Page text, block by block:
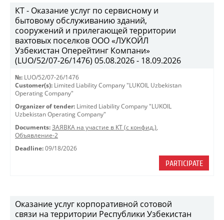
КТ - Оказание услуг по сервисному и
бытовому обслуживанию зданий,
сооружений и прилегающей территории
вахтовых поселков ООО «ЛУКОЙЛ
Узбекистан Оперейтинг Компани»
(LUO/52/07-26/1476) 05.08.2026 - 18.09.2026
№: LUO/52/07-26/1476
Customer(s): Limited Liability Company "LUKOIL Uzbekistan
Operating Company"
Organizer of tender: Limited Liability Company "LUKOIL
Uzbekistan Operating Company"
Documents: ЗАЯВКА на участие в КТ (с конфид.),
Объявление-2
Deadline: 09/18/2026
PARTICIPATE
Оказание услуг корпоративной сотовой
связи на территории Республики Узбекистан